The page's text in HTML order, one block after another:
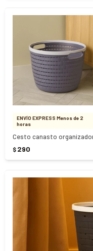
ENVÍO EXPRESS Menos de 2
horas
$ 290